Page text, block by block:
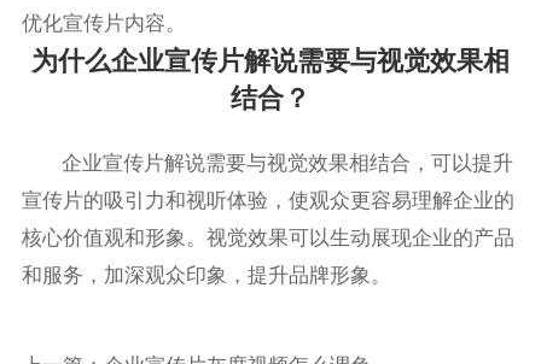
优化宣传片内容。
为什么企业宣传片解说需要与视觉效果相
结合？
企业宣传片解说需要与视觉效果相结合，可以提升
宣传片的吸引力和视听体验，使观众更容易理解企业的
核心价值观和形象。视觉效果可以生动展现企业的产品
和服务，加深观众印象，提升品牌形象。